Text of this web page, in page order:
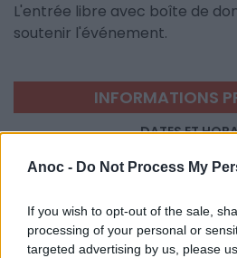
Anoc - Do Not Process My
If you wish to opt-out of the sale,
processing of your personal or
targeted advertising by us, please
L'entrée libre avec boîte de
soutenir l'événement.
INFORMATIONS
DATES ET
Opéra
11 Boulevard
34000